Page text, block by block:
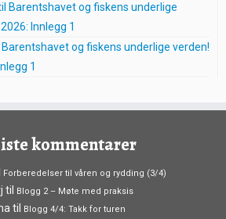
Barentshavet og fiskens underlige
Innlegg 1
Barentshavet og fiskens underlige verden!
1
kommentarer
Forberedelser til våren og rydding (3/4)
til Blogg 2 – Møte med praksis
til Blogg 4/4: Takk for turen